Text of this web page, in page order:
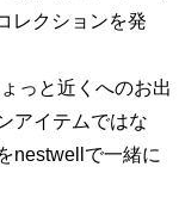
レクションを発
っと近くへのお出
アイテムではな
nestwellで一緒に